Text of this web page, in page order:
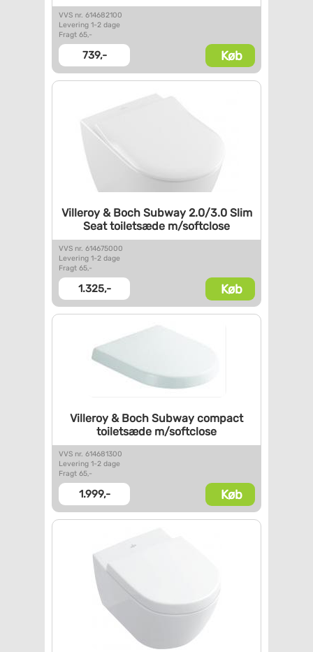
VVS nr. 614682100
Levering 1-2 dage
Fragt 65,-
739,- Køb
Villeroy & Boch Subway 2.0/3.0Slim
Seat toiletsæde m/softclose
VVS nr. 614675000
Levering 1-2 dage
Fragt 65,-
1.325,- Køb
Villeroy & Boch Subway compact
toiletsæde m/softclose
VVS nr. 614681300
Levering 1-2 dage
Fragt 65,-
1.999,- Køb